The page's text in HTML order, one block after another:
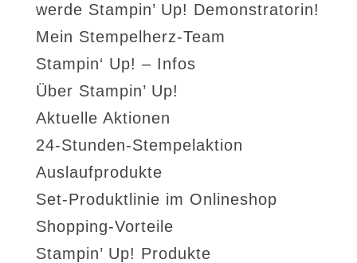
werde Stampin’ Up! Demonstratorin!
Mein Stempelherz-Team
Stampin‘ Up! – Infos
Über Stampin’ Up!
Aktuelle Aktionen
24-Stunden-Stempelaktion
Auslaufprodukte
Set-Produktlinie im Onlineshop
Shopping-Vorteile
Stampin’ Up! Produkte